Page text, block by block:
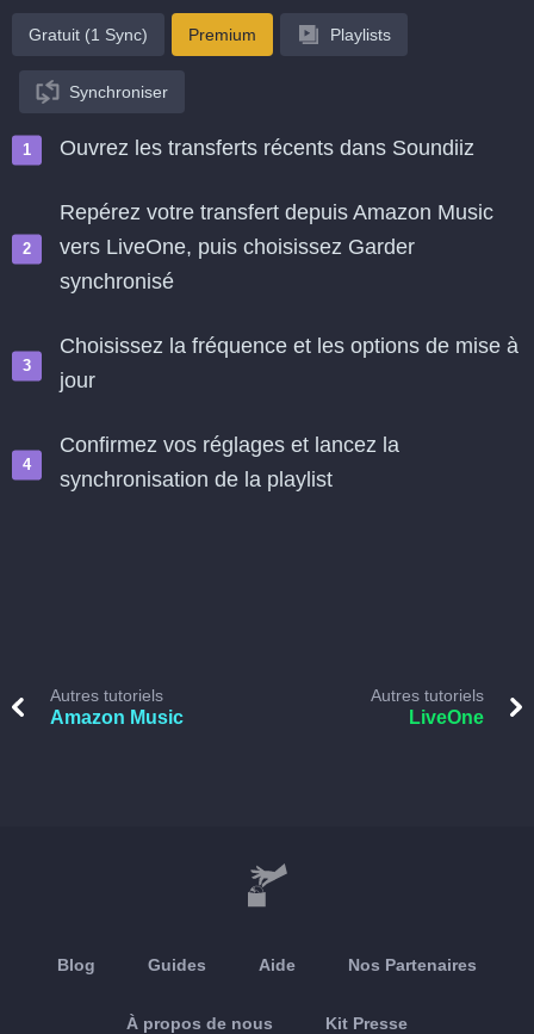
Gratuit (1 Sync) Premium Playlists
Synchroniser
Ouvrez les transferts récents dans Soundiiz
Repérez votre transfert depuis Amazon Music
vers LiveOne, puis choisissez Garder
synchronisé
Choisissez la fréquence et les options de mise à
jour
Confirmez vos réglages et lancez la
synchronisation de la playlist
Autres tutoriels
Amazon Music
Autres tutoriels
LiveOne
Blog Guides Aide Nos Partenaires
À propos de nous Kit Presse